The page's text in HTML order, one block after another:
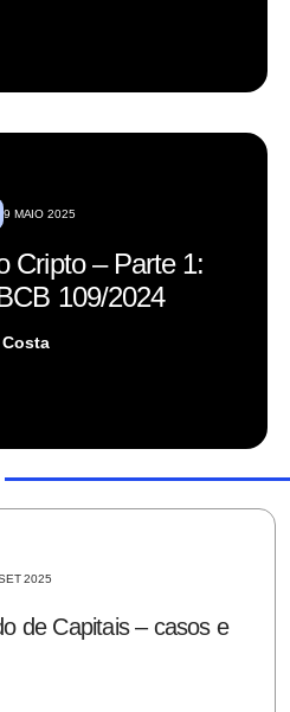
9 MAIO 2025
Cripto – Parte 1:
109/2024
2025
de Capitais – casos e